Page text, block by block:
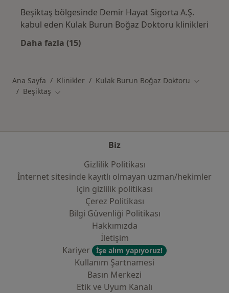
Beşiktaş bölgesinde Demir Hayat Sigorta A.Ş.
kabul eden Kulak Burun Boğaz Doktoru klinikleri
Daha fazla (15)
Ana Sayfa Klinikler Kulak Burun Boğaz Doktoru Şehir
Beşiktaş Şehir değiştir
Biz
Gizlilik Politikası
İnternet sitesinde kayıtlı olmayan uzman/hekimler
i̇çin gizlilik politikası
Çerez Politikası
Bilgi Güvenliği Politikası
Hakkımızda
İletişim
Kariyer
İşe alım yapıyoruz!
Kullanım Şartnamesi
Basın Merkezi
Etik ve Uyum Kanalı